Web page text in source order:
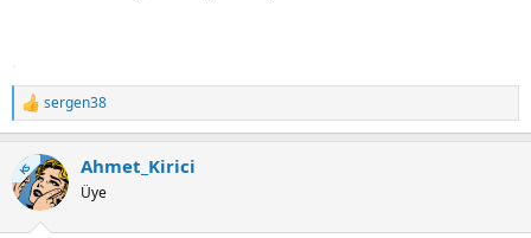
T
e
k
i
l
sergen38
KS Ahmet_Kirici
Üye